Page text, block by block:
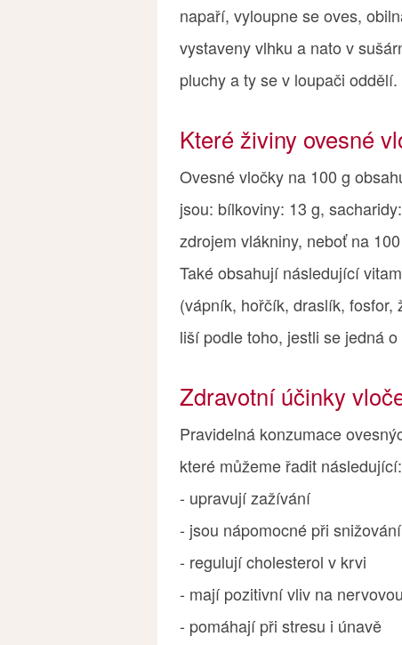
napaří, vyloupne se oves,
vystaveny vlhku a nato v
pluchy a ty se v loupači
Které živiny ovesné
Ovesné vločky na 100 g
jsou: bílkoviny: 13 g,
zdrojem vlákniny, neboť na
Také obsahují následující
(vápník, hořčík, draslík, fosfor,
liší podle toho, jestli se jedná
Zdravotní účinky
Pravidelná konzumace
které můžeme řadit následující:
- upravují zažívání
- jsou nápomocné při
- regulují cholesterol v krvi
- mají pozitivní vliv na
- pomáhají při stresu i únavě